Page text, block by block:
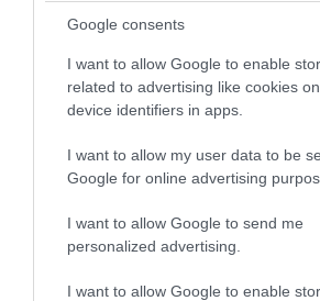
Google consents
I want to allow Google to enable
related to advertising like cookies
device identifiers in apps.
I want to allow my user data to be
Google for online advertising
I want to allow Google to send me
personalized advertising.
I want to allow Google to enable
PRONEWS.GR /ΔΙΕΘΝΗΣ ΠΟΛΙΤΙΚΗ
Ν.Τραμπ: «Οι λάτρεις των
αυτοκινήτων είναι
Ανησυχούν για την
(βίντεο)